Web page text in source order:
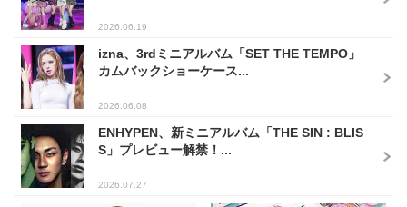
2026.06.19
izna、3rdミニアルバム「SET THE TEMPO」
カムバックショーケース...
2026.06.08
ENHYPEN、新ミニアルバム「THE SIN : BLIS
S」プレビュー解禁！...
2026.07.27